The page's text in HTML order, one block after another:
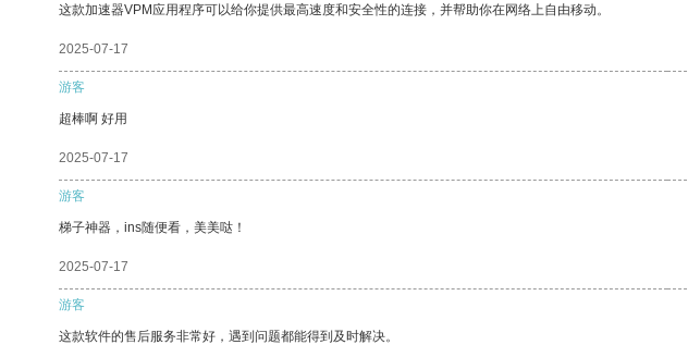
这款加速器VPM应用程序可以给你提供最高速度和安全性的连接，并帮助你在网络上自由移动。
2025-07-17
游客
超棒啊 好用
2025-07-17
游客
梯子神器，ins随便看，美美哒！
2025-07-17
游客
这款软件的售后服务非常好，遇到问题都能得到及时解决。